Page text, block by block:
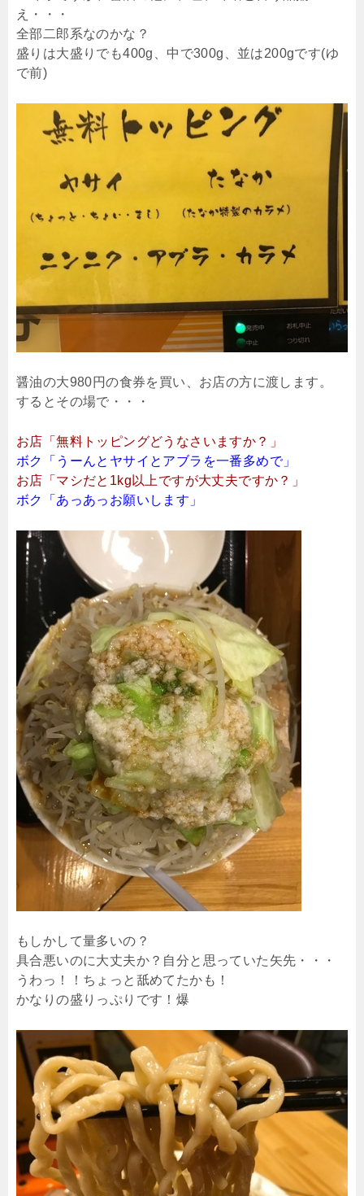
え・・・
全部二郎系なのかな？
盛りは大盛りでも400g、中で300g、並は200gです(ゆ
で前)
醤油の大980円の食券を買い、お店の方に渡します。
するとその場で・・・
お店「無料トッピングどうなさいますか？」
ボク「うーんとヤサイとアブラを一番多めで」
お店「マシだと1kg以上ですが大丈夫ですか？」
ボク「あっあっお願いします」
もしかして量多いの？
具合悪いのに大丈夫か？自分と思っていた矢先・・・
うわっ！！ちょっと舐めてたかも！
かなりの盛りっぷりです！爆